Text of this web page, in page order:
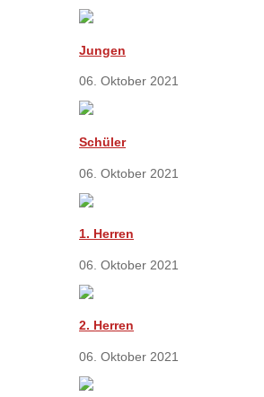
Jungen
06. Oktober 2021
Schüler
06. Oktober 2021
1. Herren
06. Oktober 2021
2. Herren
06. Oktober 2021